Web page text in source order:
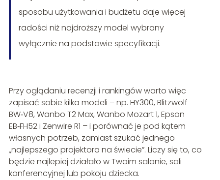
sposobu użytkowania i budżetu daje więcej
radości niż najdroższy model wybrany
wyłącznie na podstawie specyfikacji.
Przy oglądaniu recenzji i rankingów warto więc
zapisać sobie kilka modeli – np. HY300, Blitzwolf
BW‑V8, Wanbo T2 Max, Wanbo Mozart 1, Epson
EB‑FH52 i Zenwire R1 – i porównać je pod kątem
własnych potrzeb, zamiast szukać jednego
„najlepszego projektora na świecie”. Liczy się to, co
będzie najlepiej działało w Twoim salonie, sali
konferencyjnej lub pokoju dziecka.